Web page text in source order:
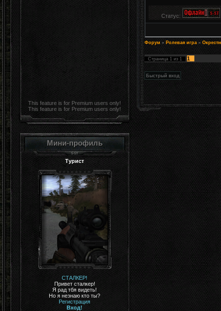
This feature is for Premium users only!
This feature is for Premium users only!
Мини-профиль
Турист
СТАЛКЕР!
Привет сталкер!
Я рад тбя видеть!
Но я незнаю кто ты?
Регистрация
Вход!
Статус:
Форум » Ролевая игра »
Страница 1 из 1 1